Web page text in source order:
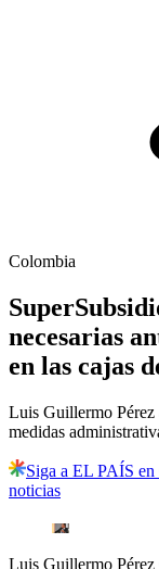
Colombia
necesarias
en las cajas
Luis Guillermo Pérez
medidas
Siga a EL PAÍS
noticias
Luis Guillermo Pérez